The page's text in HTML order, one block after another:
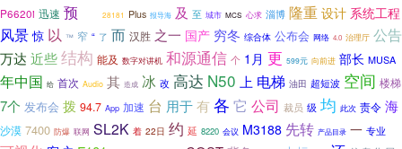
P6620i 迅速 预 28181 Plus 报导海 及 至 城市 MCS 心求 淄博 隆重 设计 系统工程
风景 惊 以 ™ 窄 “ 了 而 汉胜 之一 国产 穷冬 综合体 公布会 网络 4.0 治理厅 公告
万达 近些结构 能及 数字对讲机 和源通信 个 1月 更 599元 向前进 部长 MUSA
年中国 给 首次 Audio 其 造成 冰 改 高达 N50 上 电梯 油田 超短波 空间 楼梯
7个 发布会 拨 94.7 App 加速 台 用于有各 它 公司 裁员 级 均 此次 责令 海
沙漠 7400 防爆 联网 SL2K 着 22日 约 延 8220 会议 M3188 先转 产品目录 一 专业